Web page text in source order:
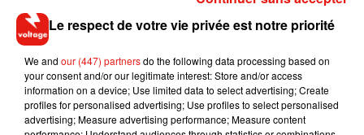
laver leurs chiens avant de rentrer à la maison, pour la
modique somme de 1€. Tout y est (comme pour la voiture) :
Lavage avec du shampoing hypoallergénique et de l'après-
shampoing, rinçage avec une eau chauffée à 38 °C, produit
antiparasitaire et bien sur le séchage. Un séchage qu'il est
même possible d'ajuster, doux ou fort, selon le pelage de
Le respect de votre vie privée est notre priorité
We and our (447) partnersdo the following data processing based on
your consent and/or our legitimate interest: Store and/or access
information on a device; Use limited data to select advertising; Create
profiles for personalised advertising; Use profiles to select personalised
advertising; Measure advertising performance; Measure content